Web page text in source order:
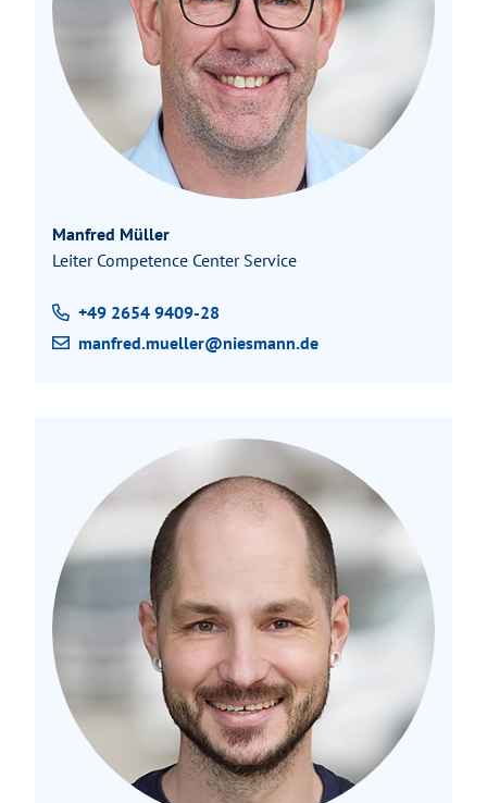
Manfred Müller
Leiter Competence Center Service
+49 2654 9409-28
manfred.mueller@niesmann.de